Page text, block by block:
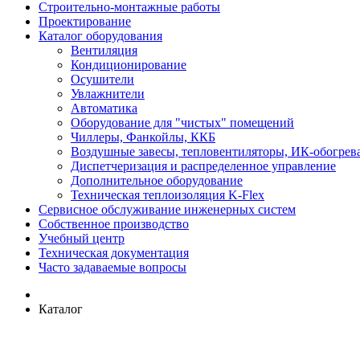
Строительно-монтажные работы
Проектирование
Каталог оборудования
Вентиляция
Кондиционирование
Осушители
Увлажнители
Автоматика
Оборудование для "чистых" помещений
Чиллеры, Фанкойлы, ККБ
Воздушные завесы, тепловентиляторы, ИК-
Диспетчеризация и распределенное управление
Дополнительное оборудование
Техническая теплоизоляция K-Flex
Сервисное обслуживание инженерных систем
Собственное производство
Учебный центр
Техническая документация
Часто задаваемые вопросы
Каталог